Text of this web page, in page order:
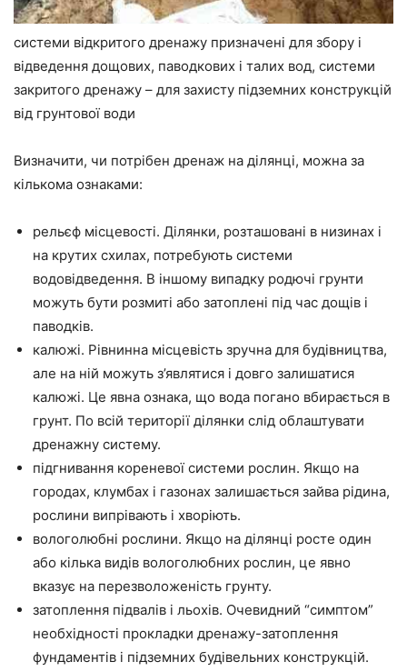
системи відкритого дренажу призначені для збору і
відведення дощових, паводкових і талих вод, системи
закритого дренажу – для захисту підземних конструкцій
від грунтової води
Визначити, чи потрібен дренаж на ділянці, можна за
кількома ознаками:
рельєф місцевості. Ділянки, розташовані в низинах і
на крутих схилах, потребують системи
водовідведення. В іншому випадку родючі грунти
можуть бути розмиті або затоплені під час дощів і
паводків.
калюжі. Рівнинна місцевість зручна для будівництва,
але на ній можуть з’являтися і довго залишатися
калюжі. Це явна ознака, що вода погано вбирається в
грунт. По всій території ділянки слід облаштувати
дренажну систему.
підгнивання кореневої системи рослин. Якщо на
городах, клумбах і газонах залишається зайва рідина,
рослини випрівають і хворіють.
вологолюбні рослини. Якщо на ділянці росте один
або кілька видів вологолюбних рослин, це явно
вказує на перезволоженість грунту.
затоплення підвалів і льохів. Очевидний “симптом”
необхідності прокладки дренажу-затоплення
фундаментів і підземних будівельних конструкцій.